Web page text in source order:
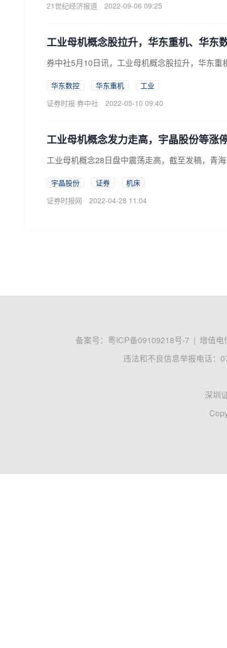
21世纪经济报道
2022-09-06 09:25
工业母机概念股拉升，华东重机、华东
券中社5月10日讯，工业母机概念股拉升，华东
华东数控 华东重机
工业
证券时报·券中社
2022-05-10 09:40
工业母机概念发力走高，宇晶股份等涨
工业母机概念28日盘中震荡走高，截至发稿，青
宇晶股份 证券
机床
证券时报网
2022-04-28 11:04
备案号： 粤ICP备09109218号-7 | 增值电
违法和不良信息举报电话：
深圳